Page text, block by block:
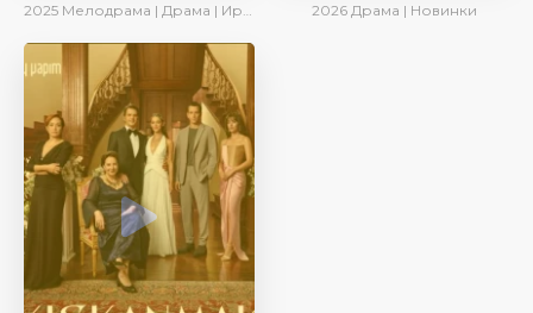
2025 Мелодрама | Драма | Ирина Котова | AlisaDirilis | Новинки | Сериалы 2025 2026 Драма | Новинки